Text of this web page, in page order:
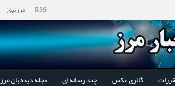
RSS مرزنیوز
گالری عکس چند رسانه ای مجله دیده بان مرز